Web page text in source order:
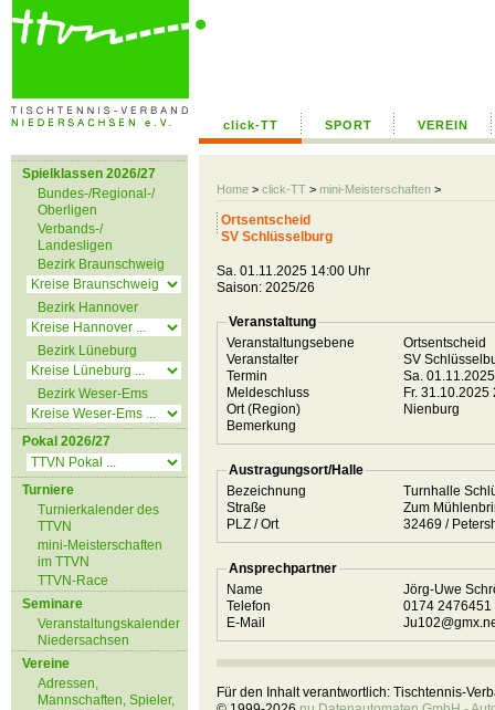
click-TT SPORT VEREIN
Home > click-TT > mini-Meisterschaften >
Spielklassen 2026/27
Bundes-/Regional-/
Oberligen
Verbands-/
Landesligen
Bezirk Braunschweig
Bezirk Hannover
Bezirk Lüneburg
Bezirk Weser-Ems
Pokal 2026/27
Turniere
Turnierkalender des
TTVN
mini-Meisterschaften
im TTVN
TTVN-Race
Seminare
Veranstaltungskalender
Niedersachsen
Vereine
Adressen,
Mannschaften, Spieler,
Ortsentscheid
SV Schlüsselburg
Sa. 01.11.2025 14:00 Uhr
Saison: 2025/26
Veranstaltung
Veranstaltungsebene
Ortsentscheid
Veranstalter
SV
Termin
Sa.
Meldeschluss
Fr.
Ort (Region)
Nienburg
Bemerkung
Austragungsort/Halle
Bezeichnung
Turnhalle
Straße
Zum
PLZ / Ort
32469 /
Ansprechpartner
Name
Jörg-
Telefon
0174 2476451
E-Mail
Für den Inhalt verantwortlich: Tischtennis-